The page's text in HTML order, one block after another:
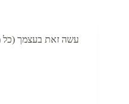
עשה זאת בעצמך (כל